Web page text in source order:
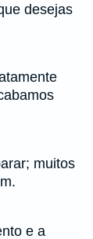
desejas
muitos
e a